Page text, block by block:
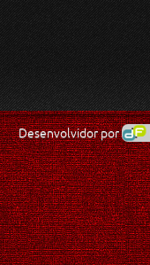
Desenvolvidor por